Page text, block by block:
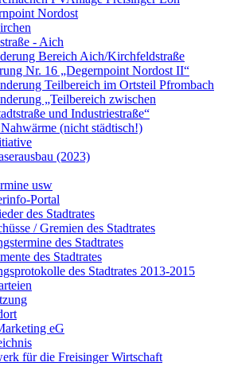
Nordost
- Aich
Bereich Aich/Kirchfeldstraße
Nr. 16 „Degernpoint Nordost II“
Teilbereich im Ortsteil Pfrombach
„Teilbereich zwischen
und Industriestraße“
(nicht städtisch!)
(2023)
usw
Portal
des Stadtrates
/ Gremien des Stadtrates
des Stadtrates
des Stadtrates
des Stadtrates 2013-2015
eG
für die Freisinger Wirtschaft